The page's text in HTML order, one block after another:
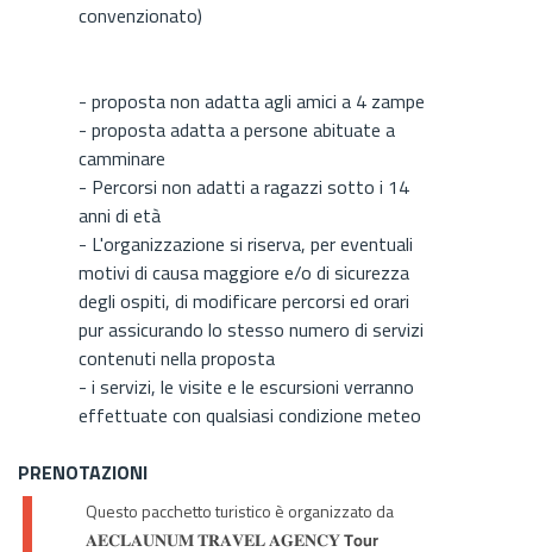
convenzionato)
- proposta non adatta agli amici a 4 zampe
- proposta adatta a persone abituate a
camminare
- Percorsi non adatti a ragazzi sotto i 14
anni di età
- L'organizzazione si riserva, per eventuali
motivi di causa maggiore e/o di sicurezza
degli ospiti, di modificare percorsi ed orari
pur assicurando lo stesso numero di servizi
contenuti nella proposta
- i servizi, le visite e le escursioni verranno
effettuate con qualsiasi condizione meteo
PRENOTAZIONI
Questo pacchetto turistico è organizzato da
𝐀𝐄𝐂𝐋𝐀𝐔𝐍𝐔𝐌 𝐓𝐑𝐀𝐕𝐄𝐋 𝐀𝐆𝐄𝐍𝐂𝐘 𝗧𝗼𝘂𝗿